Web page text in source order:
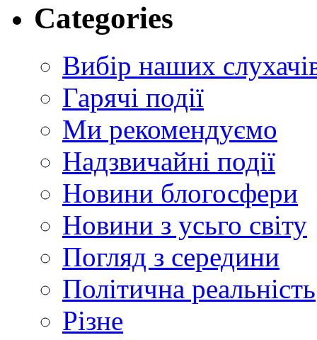
Categories
Вибір наших
Гарячі події
Ми рекомендуємо
Надзвичайні події
Новини блогосфери
Новини з усьго світу
Погляд з середини
Політична реальність
Різне